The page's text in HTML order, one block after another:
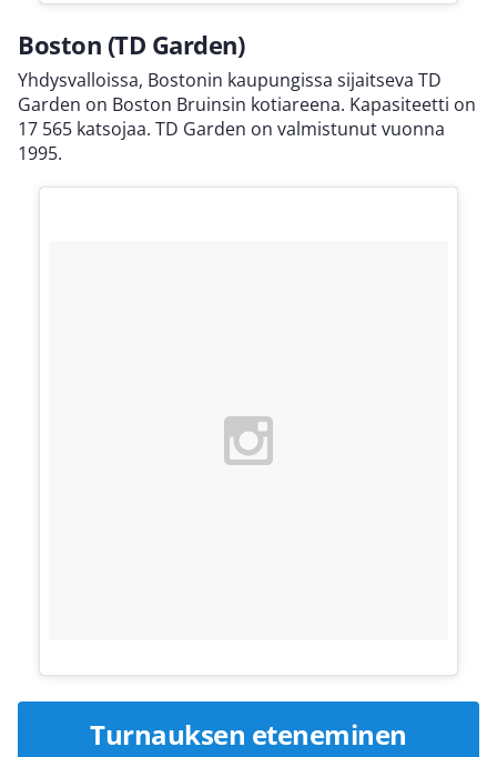
Boston (TD Garden)
Yhdysvalloissa, Bostonin kaupungissa sijaitseva TD
Garden on Boston Bruinsin kotiareena. Kapasiteetti on
17 565 katsojaa. TD Garden on valmistunut vuonna
1995.
Turnauksen eteneminen